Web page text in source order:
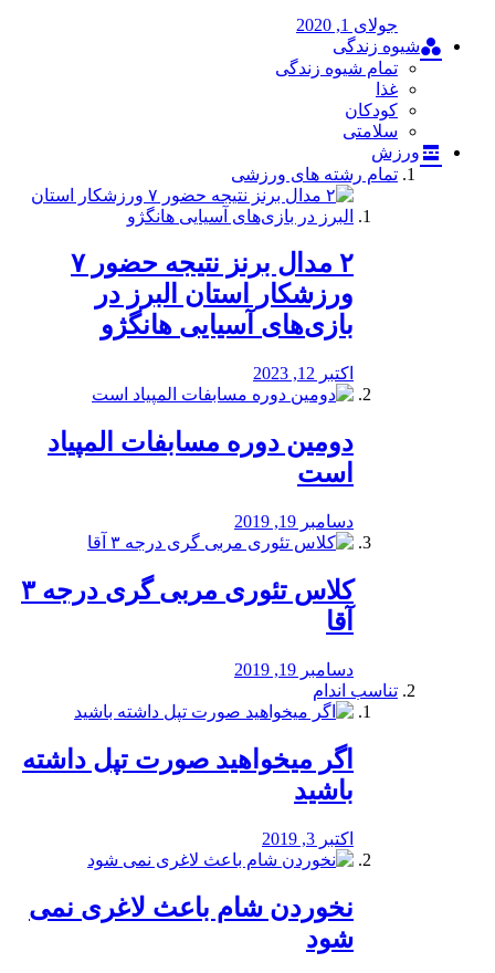
جولای 1, 2020
شیوه زندگی
تمام شیوه زندگی
غذا
کودکان
سلامتی
ورزش
تمام رشته های ورزشی
۲ مدال برنز نتیجه حضور ۷
ورزشکار استان البرز در
بازی‌های آسیایی هانگژو
اکتبر 12, 2023
دومین دوره مسابفات المپیاد
است
دسامبر 19, 2019
کلاس تئوری مربی گری درجه ۳
آقا
دسامبر 19, 2019
تناسب اندام
اگر میخواهید صورت تپل داشته
باشید
اکتبر 3, 2019
نخوردن شام باعث لاغری نمی
‌شود